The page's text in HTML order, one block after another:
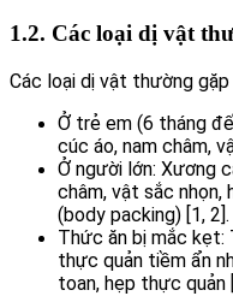
1.2. Các loại dị vật
Các loại dị vật thường
Ở trẻ em (6 tháng
cúc áo, nam châm,
Ở người lớn: Xương
châm, vật sắc
(body packing) [1, 2].
Thức ăn bị mắc kẹt:
thực quản tiềm ẩn
toan, hẹp thực quản